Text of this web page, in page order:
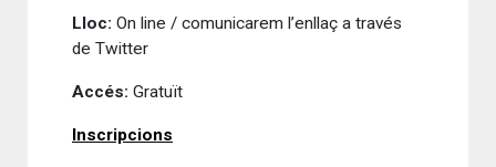
Lloc: On line / comunicarem l’enllaç a través
de Twitter
Accés: Gratuït
Inscripcions